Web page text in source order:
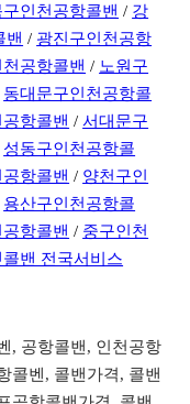
구인천공항콜밴 / 강
밴 / 광진구인천공항
공항콜밴 / 노원구
동대문구인천공항콜
항콜밴 /서대문구
성동구인천공항콜
항콜밴 / 양천구인
용산구인천공항콜
항콜밴 / 중구인천
콜밴 전국서비스
, 공항콜밴, 인천공항
콜벤, 콜밴가격, 콜밴